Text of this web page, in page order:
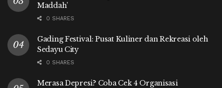
Maddah’
0 SHARES
Gading Festival: Pusat Kuliner dan Rekreasi oleh
Sedayu City
0 SHARES
Merasa Depresi? Coba Cek 4 Organisasi